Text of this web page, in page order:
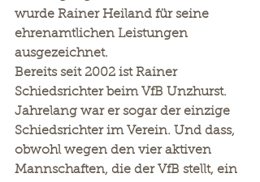
wurde Rainer Heiland für seine
ehrenamtlichen Leistungen
ausgezeichnet.
Bereits seit 2002 ist Rainer
Schiedsrichter beim VfB Unzhurst.
Jahrelang war er sogar der einzige
Schiedsrichter im Verein. Und dass,
obwohl wegen den vier aktiven
Mannschaften, die der VfB stellt, ein